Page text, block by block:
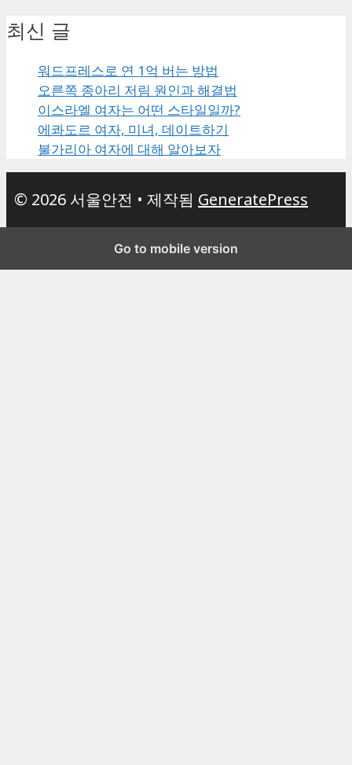
최신 글
워드프레스로 연 1억 버는 방법
오른쪽 종아리 저림 원인과 해결법
이스라엘 여자는 어떤 스타일일까?
에콰도르 여자, 미녀, 데이트하기
불가리아 여자에 대해 알아보자
© 2026 서울안전 • 제작됨 GeneratePress
Go to mobile version